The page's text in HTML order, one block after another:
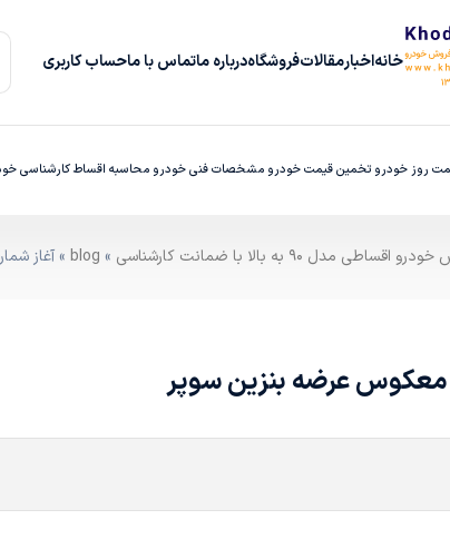
خانهاخبارمقالاتفروشگاهدرباره‌ ماتماس با ماحساب کاربری
روز خودرو تخمین قیمت خودرو مشخصات فنی خودرو محاسبه اقساطکارشناسی
۹۰ به بالا با ضمانت کارشناسی »
blog » آغاز
عرضه بنزین سوپر